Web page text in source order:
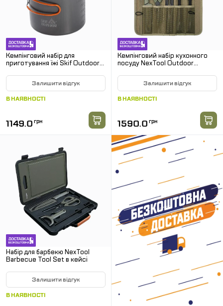
Кемпінговий набір для
приготування їжі Skif Outdoor
Залишити відгук
В НАЯВНОСТІ
1149.0 грн
Кемпінговий набір кухонного
посуду NexTool Outdoor
Залишити відгук
В НАЯВНОСТІ
1590.0 грн
Набір для барбекю NexTool
Barbecue Tool Set в кейсі
Залишити відгук
В НАЯВНОСТІ